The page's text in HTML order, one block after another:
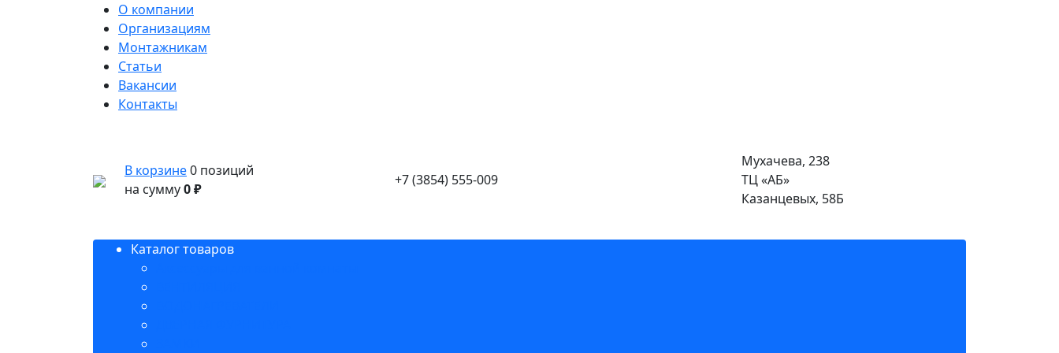
О компании
Организациям
Монтажникам
Статьи
Вакансии
Контакты
В корзине0 позиций
на сумму0 ₽
+7 (3854) 555-009
Мухачева, 238
ТЦ «АБ»
Казанцевых, 58Б
Каталог товаров